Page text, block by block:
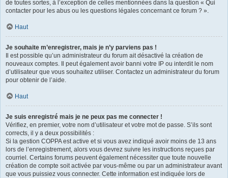
de toutes sortes, à l’exception de celles mentionnées dans la question « Qui
contacter pour les abus ou les questions légales concernant ce forum ? ».
Haut
Je souhaite m’enregistrer, mais je n’y parviens pas !
Il est possible qu’un administrateur du forum ait désactivé la création de
nouveaux comptes. Il peut également avoir banni votre IP ou interdit le nom
d’utilisateur que vous souhaitez utiliser. Contactez un administrateur du forum
pour obtenir de l’aide.
Haut
Je suis enregistré mais je ne peux pas me connecter !
Vérifiez, en premier, votre nom d’utilisateur et votre mot de passe. S’ils sont
corrects, il y a deux possibilités :
Si la gestion COPPA est active et si vous avez indiqué avoir moins de 13 ans
lors de l’enregistrement, alors vous devrez suivre les instructions reçues par
courriel. Certains forums peuvent également nécessiter que toute nouvelle
création de compte soit activée par vous-même ou par un administrateur avant
que vous puissiez vous connecter. Cette information est indiquée lors de